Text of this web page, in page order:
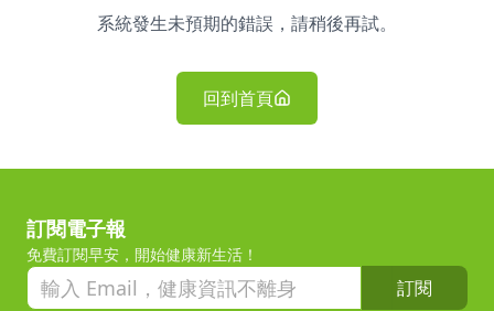
系統發生未預期的錯誤，請稍後再試。
回到首頁
訂閱電子報
免費訂閱早安，開始健康新生活！
訂閱